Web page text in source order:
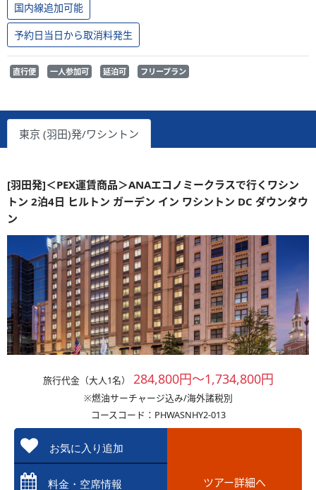
国内線追加可能
予約日当日から取消料発生
直行便 一人参加可 延泊可 フリープラン
東京 (羽田)発/ワシントン
[羽田発]＜PEX運賃商品＞ANAエコノミークラスで行くワシン
トン 2泊4日 ヒルトン ガーデン イン ワシントン DC ダウンタウ
ン
旅行代金（大人1名） 284,800円～1,734,800円
※燃油サーチャージ込み/海外諸税別
コースコード：PHWASNHY2-013
お気に入り追加
料金・空席情報 ツアー詳細へ